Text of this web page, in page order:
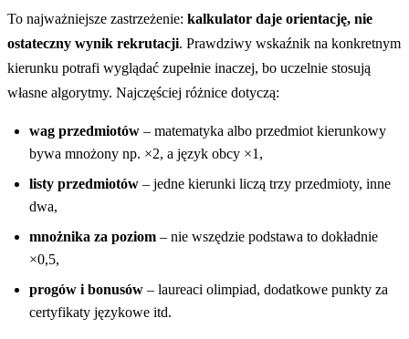
To najważniejsze zastrzeżenie: kalkulator daje orientację, nie
ostateczny wynik rekrutacji. Prawdziwy wskaźnik na konkretnym
kierunku potrafi wyglądać zupełnie inaczej, bo uczelnie stosują
własne algorytmy. Najczęściej różnice dotyczą:
wag przedmiotów – matematyka albo przedmiot kierunkowy
bywa mnożony np. ×2, a język obcy ×1,
listy przedmiotów – jedne kierunki liczą trzy przedmioty, inne
dwa,
mnożnika za poziom – nie wszędzie podstawa to dokładnie
×0,5,
progów i bonusów – laureaci olimpiad, dodatkowe punkty za
certyfikaty językowe itd.